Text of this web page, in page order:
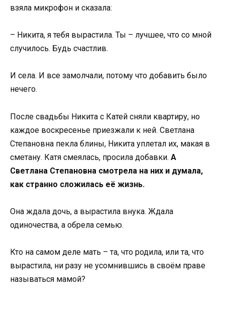
взяла микрофон и сказала:
– Никита, я тебя вырастила. Ты – лучшее, что со мной
случилось. Будь счастлив.
И села. И все замолчали, потому что добавить было
нечего.
После свадьбы Никита с Катей сняли квартиру, но
каждое воскресенье приезжали к ней. Светлана
Степановна пекла блины, Никита уплетал их, макая в
сметану. Катя смеялась, просила добавки. А
Светлана Степановна смотрела на них и думала,
как странно сложилась её жизнь.
Она ждала дочь, а вырастила внука. Ждала
одиночества, а обрела семью.
Кто на самом деле мать – та, что родила, или та, что
вырастила, ни разу не усомнившись в своём праве
называться мамой?